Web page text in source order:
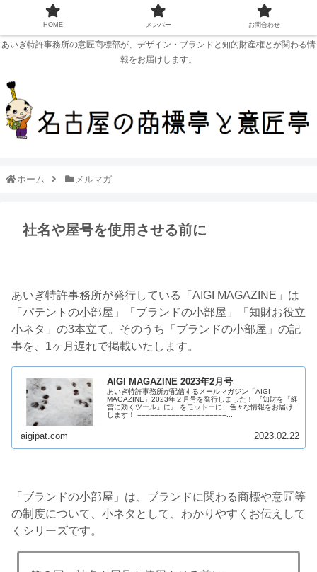
あいぎ特許事務所の意匠商標部が、デザイン・ブランドと知的財産権とが関わる情
報をお届けします。
ホーム メルマガ
社名や屋号を使用させる前に
あいぎ特許事務所が発行している「AIGI MAGAZINE」は
「パテントの小部屋」「ブランドの小部屋」「知財お役立
小ネタ」の3本立て。そのうち「ブランドの小部屋」の記
事を、1ヶ月遅れで掲載いたします。
AIGI MAGAZINE 2023年2月号
あいぎ特許事務所が配信するメールマガジン「AIGI
MAGAZINE」2023年２月号を発行しました！ 『知財を「経
営に効くツール」に』 をモットーに、色々な情報をお届け
します！ =====================...
aigipat.com 2023.02.22
「ブランドの小部屋」は、ブランドに関わる商標や意匠等
の制度について、小ネタとして、わかりやすくお伝えして
くシリーズです。
HOME メンバー お問合わせ